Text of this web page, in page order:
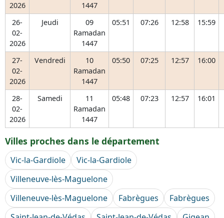
2026
1447
26-
02-
2026
Jeudi
09
Ramadan
1447
05:51 07:26 12:58 15:59
27-
02-
2026
Vendredi
10
Ramadan
1447
05:50 07:25 12:57 16:00
28-
02-
2026
Samedi
11
Ramadan
1447
05:48 07:23 12:57 16:01
Villes proches dans le département
Vic-la-Gardiole
Vic-la-Gardiole
Villeneuve-lès-Maguelone
Villeneuve-lès-Maguelone
Fabrègues
Fabrègues